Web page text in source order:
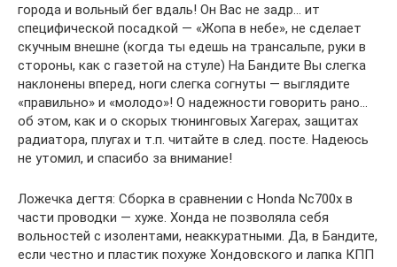
города и вольный бег вдаль! Он Вас не задр… ит
специфической посадкой — «Жопа в небе», не сделает
скучным внешне (когда ты едешь на трансальпе, руки в
стороны, как с газетой на стуле) На Бандите Вы слегка
наклонены вперед, ноги слегка согнуты — выглядите
«правильно» и «молодо»! О надежности говорить рано…
об этом, как и о скорых тюнинговых Хагерах, защитах
радиатора, плугах и т.п. читайте в след. посте. Надеюсь
не утомил, и спасибо за внимание!
Ложечка дегтя: Сборка в сравнении с Honda Nc700x в
части проводки — хуже. Хонда не позволяла себя
вольностей с изолентами, неаккуратными. Да, в Бандите,
если честно и пластик похуже Хондовского и лапка КПП